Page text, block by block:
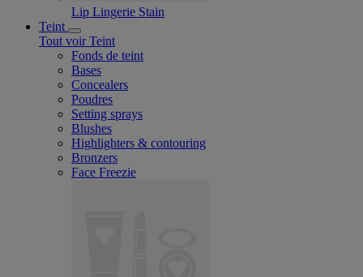
Lip Lingerie Stain
Teint
Tout voir Teint
Fonds de teint
Bases
Concealers
Poudres
Setting sprays
Blushes
Highlighters & contouring
Bronzers
Face Freezie